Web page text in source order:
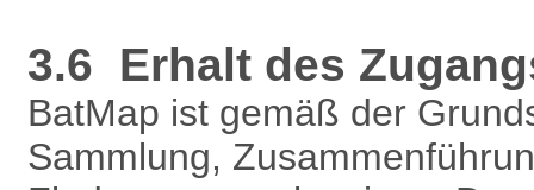
3.6 Erhalt des
BatMap ist gemäß der
Sammlung,